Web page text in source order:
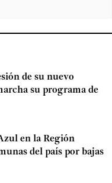
de su nuevo
su programa de
en la Región
del país por bajas